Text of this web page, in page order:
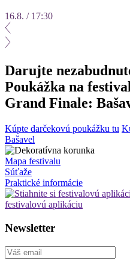
16.8. / 17:30
Darujte
Poukážka na
Grand Finale:
Kúpte darčekovú poukážku tu
Bašavel
Mapa festivalu
Súťaže
Praktické informácie
festivalovú aplikáciu
Newsletter